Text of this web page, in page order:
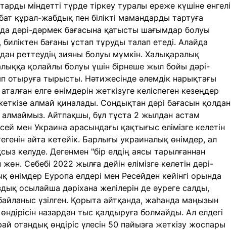
міндетті түрде тіркеу туралы ереже күшіне енгелі
құрал-жабдық пен білікті мамандарды тартуға
дәрі-дәрмек бағасына қатысты шағымдар болуы
бағаны ұстап тұруды талап етеді. Алайда
реттеудің зияны болуы мүмкін. Халықаралық
қолайлы болуы үшін бірнеше жыл бойы дәрі-
отыруға тырысты. Нәтижесінде әлемдік нарықтағы
елге өнімдерін жеткізуге келіспеген кезеңдер
алмай қиналады. Сондықтан дәрі бағасын қолдан
алмаймыз. Айтпақшы, бұл тұста 2 жылдан астам
мен Украина арасындағы қақтығыс елімізге келетін
айта кетейік. Барлығы украиналық өнімдер, ал
келуде. Дегенмен "бір елдің аясы тарылғаннан
Себебі 2022 жылға дейін елімізге келетін дәрі-
Еуропа елдері мен Ресейден кейінгі орында
осылайша дәріхана желілерін де әуреге салды,
үзілген. Қорыта айтқанда, жаһанда маңызын
назардан тыс қалдыруға болмайды. Ал елдегі
отандық өндіріс үлесін 50 пайызға жеткізу жоспары